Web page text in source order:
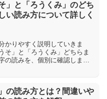
」と「ろうくみ」のどち
い読み方について詳しく
かりやすく説明していきま
そ」と「ろうくみ」どちらま
の読みを、個別に確認しま
の読み方とは？間違いや